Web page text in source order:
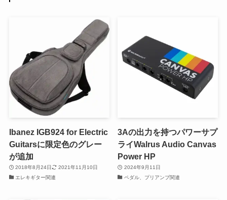
Ibanez IGB924 for Electric
Guitarsに限定色のグレー
が追加
2018年8月24日
2021年11月10日
エレキギター関連
3Aの出力を持つパワーサプ
ライWalrus Audio Canvas
Power HP
2024年9月11日
ペダル、プリアンプ関連